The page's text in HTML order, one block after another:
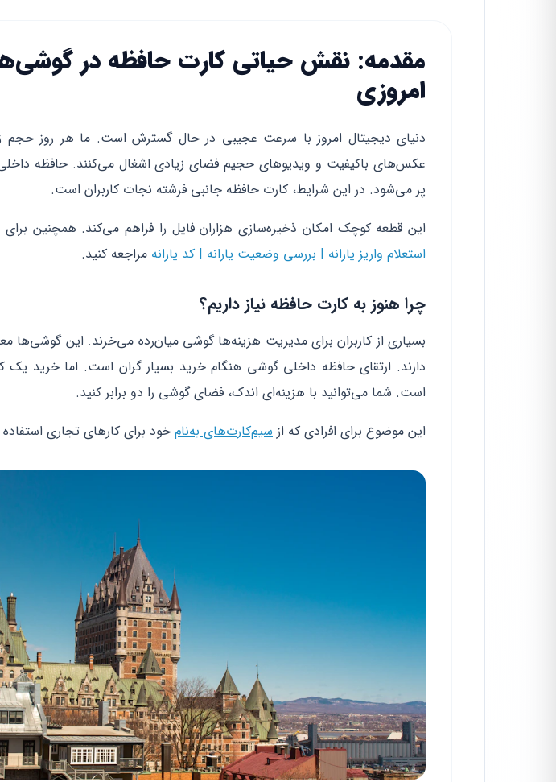
مقدمه: نقش حیاتی کارت حافظه در
امروزی
دنیای دیجیتال امروز با سرعت عجیبی در حال گسترش است. ما هر روز حجم
عکس‌های باکیفیت و ویدیوهای حجیم فضای زیادی اشغال می‌کنند. حافظه
پر می‌شود. در این شرایط، کارت حافظه جانبی فرشته نجات کاربران است.
این قطعه کوچک امکان ذخیره‌سازی هزاران فایل را فراهم می‌کند. همچنین برای
استعلام واریز یارانه | بررسی وضعیت یارانه | کد یارانه مراجعه کنید.
چرا هنوز به کارت حافظه نیاز داریم؟
بسیاری از کاربران برای مدیریت هزینه‌ها گوشی میان‌رده می‌خرند. این گوشی‌ها
دارند. ارتقای حافظه داخلی گوشی هنگام خرید بسیار گران است. اما خرید یک
است. شما می‌توانید با هزینه‌ای اندک، فضای گوشی را دو برابر کنید.
این موضوع برای افرادی که از سیم‌کارت‌های به‌نام خود برای کارهای تجاری